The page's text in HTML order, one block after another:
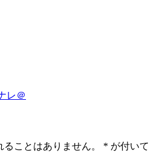
レ＠
ことはありません。 * が付いて